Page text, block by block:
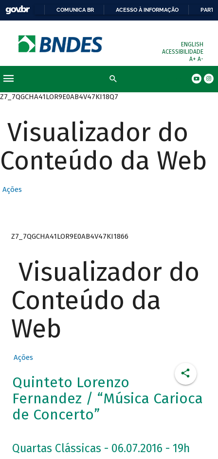
COMUNICA BR ACESSO À INFORMAÇÃO
ENGLISH
ACESSIBILIDADE
A+ A-
Z7_7QGCHA41LOR9E0AB4V47KI18Q7
Visualizador do
Conteúdo da Web
Ações
Z7_7QGCHA41LOR9E0AB4V47KI1866
Visualizador do
Conteúdo da
Web
Ações
Quinteto Lorenzo
Fernandez / “Música Carioca
de Concerto”
Quartas Clássicas - 06.07.2016 - 19h